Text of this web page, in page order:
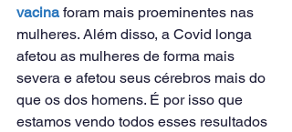
vacina foram mais proeminentes nas
mulheres. Além disso, a Covid longa
afetou as mulheres de forma mais
severa e afetou seus cérebros mais do
que os dos homens. É por isso que
estamos vendo todos esses resultados